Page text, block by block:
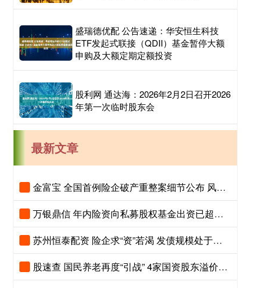
盛瑞德优配 公告速递：华安恒生科技
ETF发起式联接（QDII）基金暂停大额
申购及大额定期定额投资
股利网 通达海：2026年2月2日召开2026
年第一次临时股东会
最新文章
金富宝 全国首例险企破产重整案细节公布 风险隔离机制保障保单债权人权益
万银鼎信 年内险资向私募股权基金出资已超千亿元
苏州恒泰配资 险企求“资”若渴 发债规模处于高位
股速查 国民养老再度“引战” 4家国资股东溢价20%入场